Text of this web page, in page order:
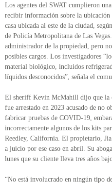
Los agentes del SWAT cumplieron
recibir información sobre la
casa ubicada al este de la ciudad,
de Policía Metropolitana de Las
administrador de la propiedad, pero
posibles cargos. Los investigadores
material biológico, incluidos
líquidos desconocidos”, señala el
El sheriff Kevin McMahill dijo que la
fue arrestado en 2023 acusado de no
fabricar pruebas de COVID-19,
incorrectamente algunos de los kits
Reedley, California. El propietario,
a juicio por ese caso en abril. Su
lunes que su cliente lleva tres años
“No está involucrado en ningún tipo